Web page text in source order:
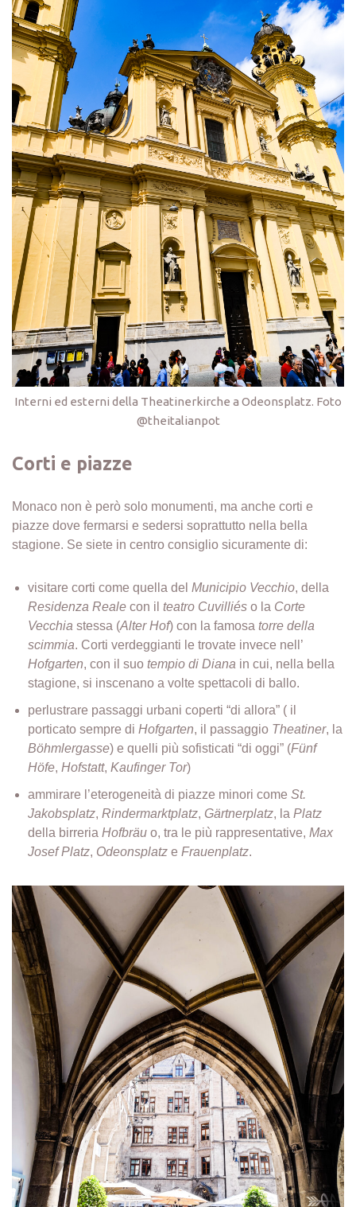
Interni ed esterni della Theatinerkirche a Odeonsplatz. Foto
@theitalianpot
Corti e piazze
Monaco non è però solo monumenti, ma anche corti e
piazze dove fermarsi e sedersi soprattutto nella bella
stagione. Se siete in centro consiglio sicuramente di:
visitare corti come quella del Municipio Vecchio, della
Residenza Reale con il teatro Cuvilliés o la Corte
Vecchia stessa (Alter Hof) con la famosa torre della
scimmia. Corti verdeggianti le trovate invece nell’
Hofgarten, con il suo tempio di Diana in cui, nella bella
stagione, si inscenano a volte spettacoli di ballo.
perlustrare passaggi urbani coperti “di allora” ( il
porticato sempre di Hofgarten, il passaggio Theatiner, la
Böhmlergasse) e quelli più sofisticati “di oggi” (Fünf
Höfe, Hofstatt, Kaufinger Tor)
ammirare l’eterogeneità di piazze minori come St.
Jakobsplatz, Rindermarktplatz, Gärtnerplatz, la Platz
della birreria Hofbräu o, tra le più rappresentative, Max
Josef Platz, Odeonsplatz e Frauenplatz.